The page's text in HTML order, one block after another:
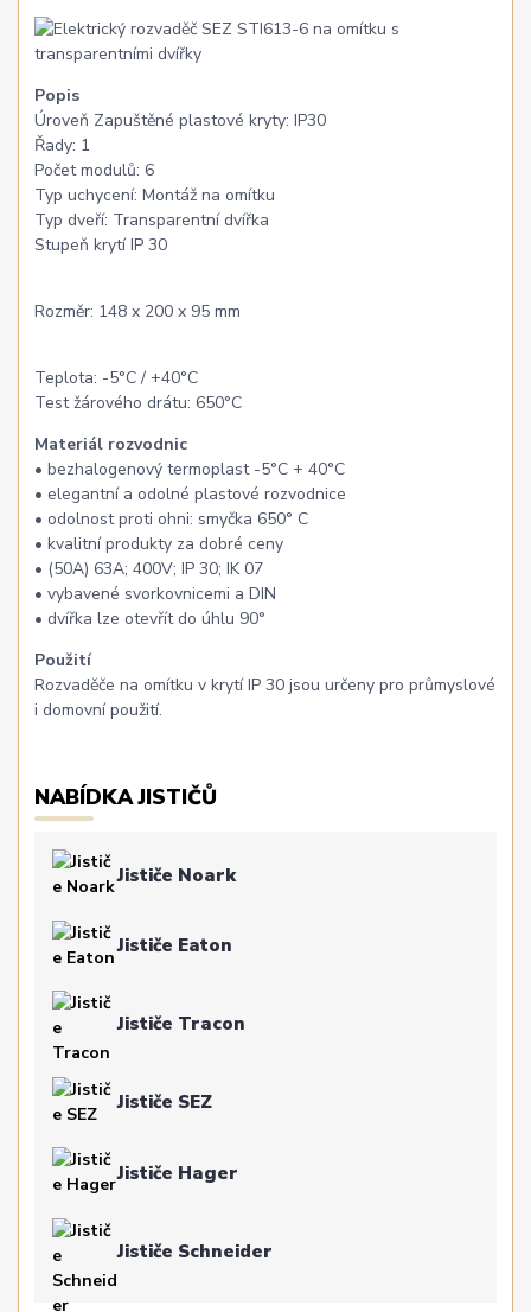
Popis
Úroveň Zapuštěné plastové kryty: IP30
Řady: 1
Počet modulů: 6
Typ uchycení: Montáž na omítku
Typ dveří: Transparentní dvířka
Stupeň krytí IP 30
Rozměr: 148 x 200 x 95 mm
Teplota: -5°C / +40°C
Test žárového drátu: 650°C
Materiál rozvodnic
• bezhalogenový termoplast -5°C + 40°C
• elegantní a odolné plastové rozvodnice
• odolnost proti ohni: smyčka 650° C
• kvalitní produkty za dobré ceny
• (50A) 63A; 400V; IP 30; IK 07
• vybavené svorkovnicemi a DIN
• dvířka lze otevřít do úhlu 90°
Použití
Rozvaděče na omítku v krytí IP 30 jsou určeny pro průmyslové
i domovní použití.
NABÍDKA JISTIČŮ
Jističe Noark
Jističe Eaton
Jističe Tracon
Jističe SEZ
Jističe Hager
Jističe Schneider